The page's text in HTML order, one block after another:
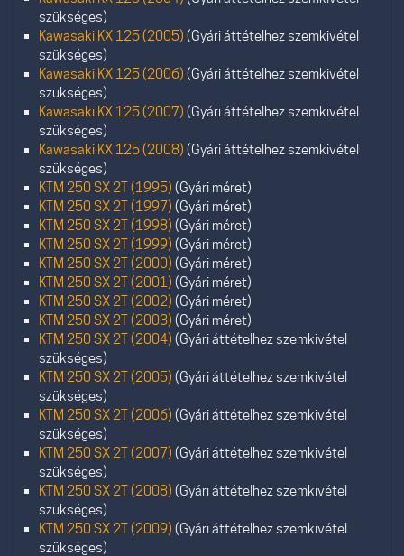
szükséges)
Kawasaki KX 125 (2005) (Gyári áttételhez szemkivétel
szükséges)
Kawasaki KX 125 (2006) (Gyári áttételhez szemkivétel
szükséges)
Kawasaki KX 125 (2007) (Gyári áttételhez szemkivétel
szükséges)
Kawasaki KX 125 (2008) (Gyári áttételhez szemkivétel
szükséges)
KTM 250 SX 2T (1995) (Gyári méret)
KTM 250 SX 2T (1997) (Gyári méret)
KTM 250 SX 2T (1998) (Gyári méret)
KTM 250 SX 2T (1999) (Gyári méret)
KTM 250 SX 2T (2000) (Gyári méret)
KTM 250 SX 2T (2001) (Gyári méret)
KTM 250 SX 2T (2002) (Gyári méret)
KTM 250 SX 2T (2003) (Gyári méret)
KTM 250 SX 2T (2004) (Gyári áttételhez szemkivétel
szükséges)
KTM 250 SX 2T (2005) (Gyári áttételhez szemkivétel
szükséges)
KTM 250 SX 2T (2006) (Gyári áttételhez szemkivétel
szükséges)
KTM 250 SX 2T (2007) (Gyári áttételhez szemkivétel
szükséges)
KTM 250 SX 2T (2008) (Gyári áttételhez szemkivétel
szükséges)
KTM 250 SX 2T (2009) (Gyári áttételhez szemkivétel
szükséges)